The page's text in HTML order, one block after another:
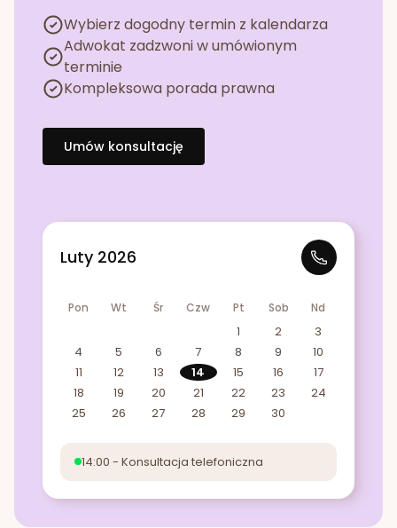
Wybierz dogodny termin z kalendarza
Adwokat zadzwoni w umówionym
terminie
Kompleksowa porada prawna
Umów konsultację
Luty 2026
Pon Wt Śr Czw Pt Sob Nd
1 2
3
4
5 6 7 8 9
10
11
12 13 14 15 16
17
18
19 20 21 22 23
24
25
26 27 28 29 30
14:00 - Konsultacja telefoniczna